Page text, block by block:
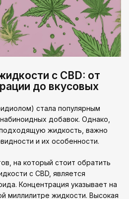
с CBD: от
до вкусовых
стала популярным
добавок. Однако,
жидкость, важно
и их особенности.
на который стоит обратить
с CBD, является
Концентрация указывает на
миллилитре жидкости. Высокая